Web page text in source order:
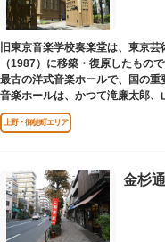
二日孝子敬白」と刻まれており
碑との関係は、明らかではありま
なお、隅田川の対岸、木母寺（墨
（都旧跡）があり、この妙亀塚と
旧東京音楽学校奏楽堂は、東京
（1987）に移築・復原したもの
最古の洋式音楽ホールで、国の
音楽ホールは、かつて滝廉太郎
です。
上野・御徒町エリア
金杉